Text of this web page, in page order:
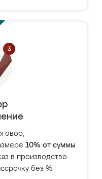
10% от суммы
в производство.
без %.